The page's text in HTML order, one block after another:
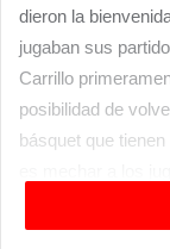
dieron la
jugaban sus
Carrillo
posibilidad de
básquet que
deporte e incluir a
la ciudad,